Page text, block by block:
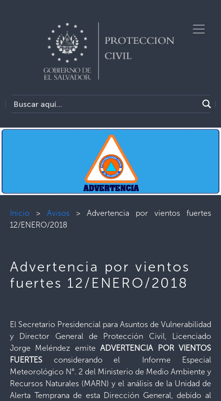
Inicio > Avisos > Advertencia por vientos fuertes
12/ENERO/2018
Advertencia por vientos
fuertes 12/ENERO/2018
El Secretario Presidencial para Asuntos de Vulnerabilidad
y Director General de Protección Civil, Licenciado
Jorge Meléndez emiteADVERTENCIA POR VIENTOS
FUERTES considerando el Informe Especial
Meteorológico N°. 2 del Ministerio de Medio Ambiente y
Recursos Naturales (MARN) y el análisis de la Unidad de
Alerta Temprana de esta Dirección General, debido al